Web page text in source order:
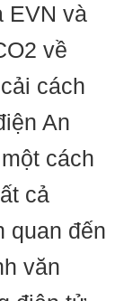
EVN và
về
cách
An
cách
cả
quan đến
văn